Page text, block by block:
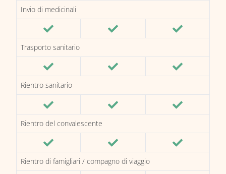
Invio di medicinali
Trasporto sanitario
Rientro sanitario
Rientro del convalescente
Rientro di famigliari / compagno di viaggio